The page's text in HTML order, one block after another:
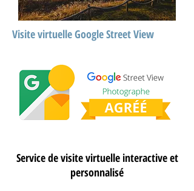
Visite virtuelle Google Street View
Service de visite virtuelle interactive et
personnalisé